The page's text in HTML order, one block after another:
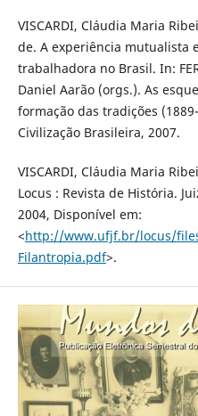
VISCARDI, Cláudia Maria
de. A experiência mutualista
trabalhadora no Brasil. In:
Daniel Aarão (orgs.). As
formação das tradições
Civilização Brasileira, 2007.
VISCARDI, Cláudia Maria
Locus : Revista de História.
2004, Disponível em:
<http://www.ufjf.br/locus/
Filantropia.pdf>.